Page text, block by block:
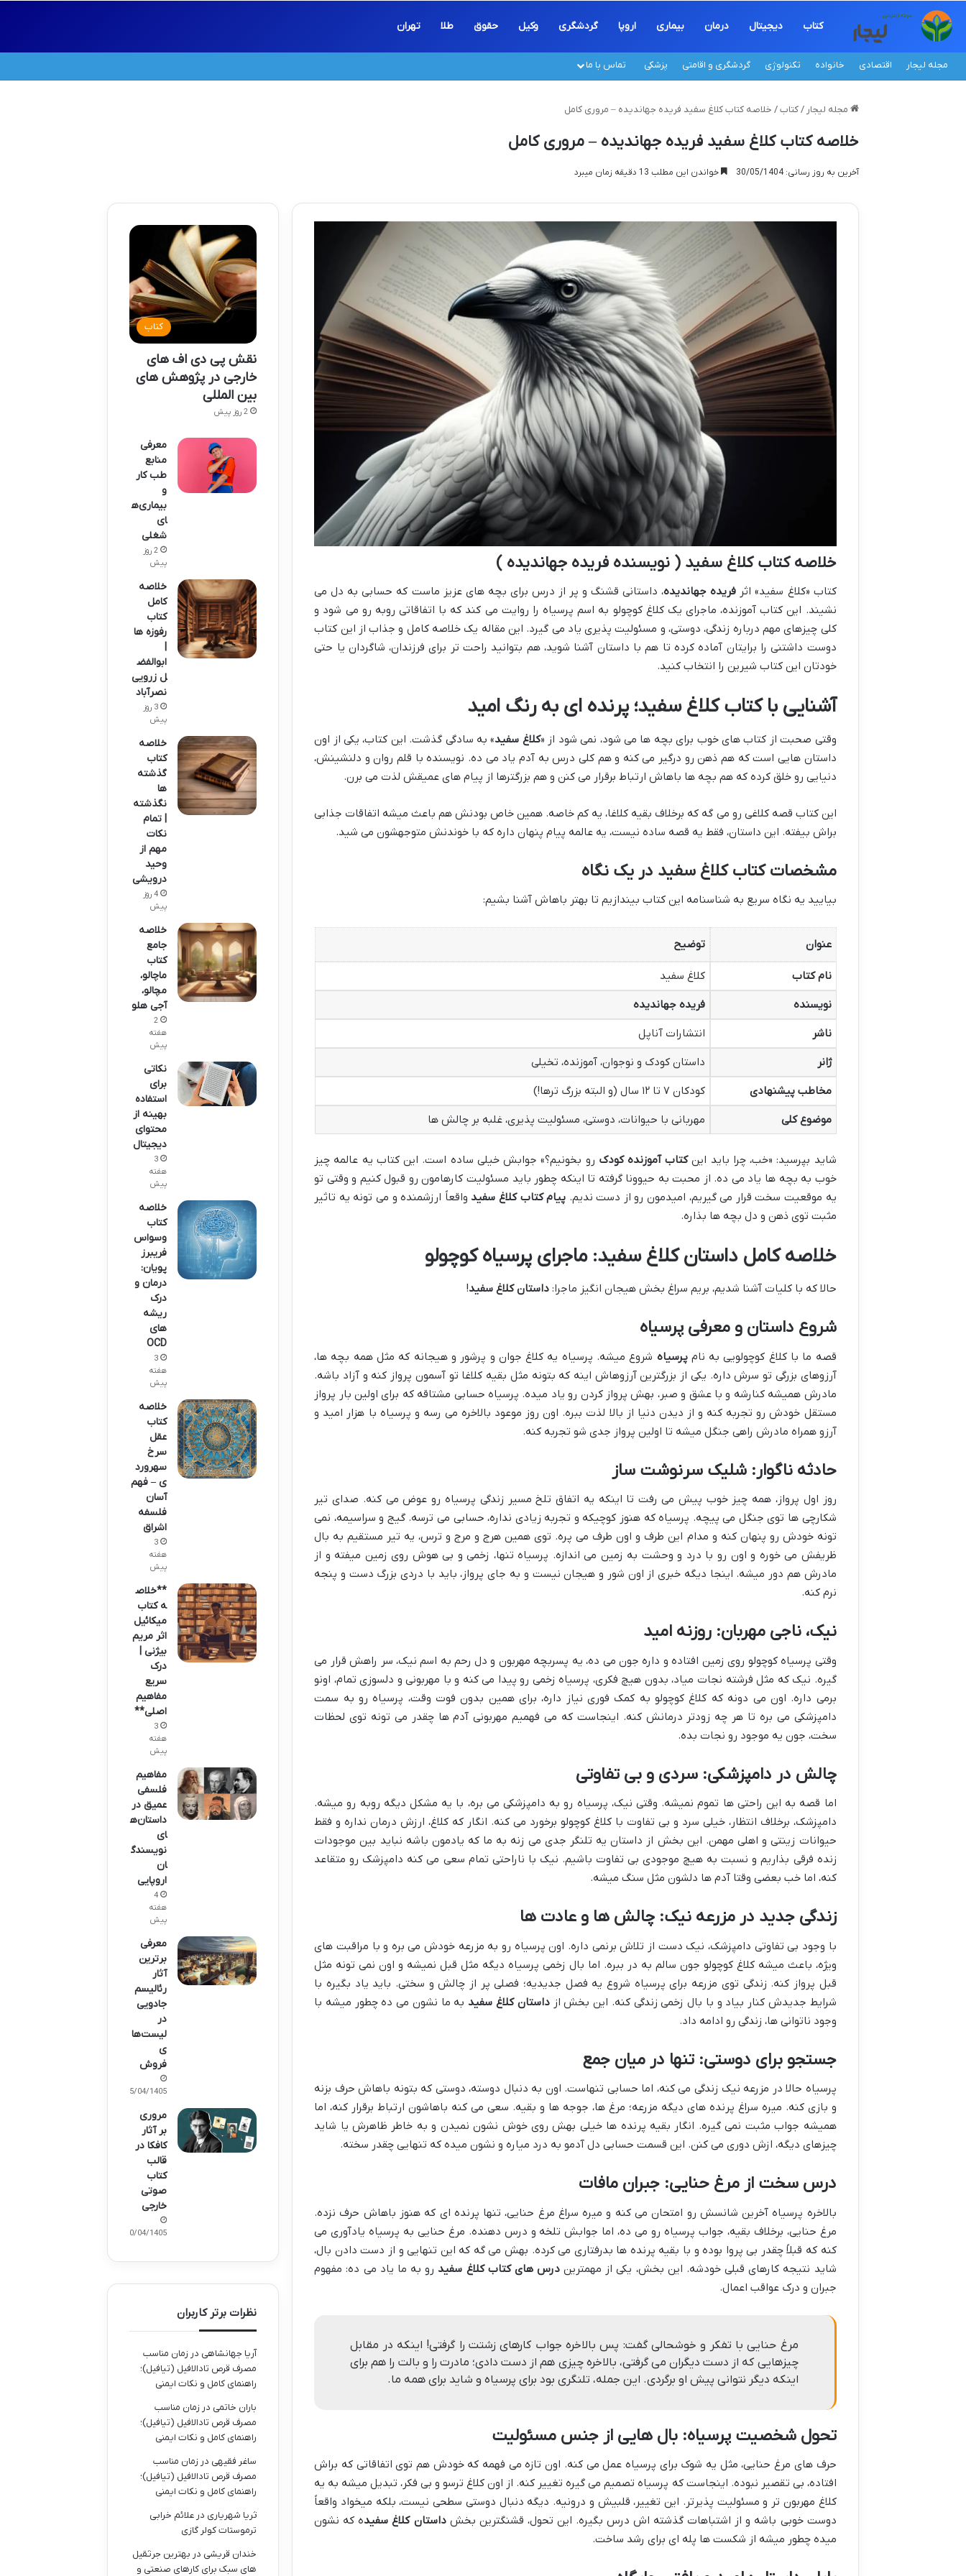
کتاب دیجیتال درمان بیماری اروپا گردشگری وکیل حقوق طلا تهران
مجله لیجار اقتصادی خانواده تکنولوژی گردشگری و اقامتی پزشکی تماس با ما
مجله لیجار / کتاب / خلاصه کتاب کلاغ سفید فریده جهاندیده – مروری کامل
خلاصه کتاب کلاغ سفید فریده جهاندیده – مروری کامل
آخرین به روز رسانی: 30/05/1404 خواندن این مطلب 13 دقیقه زمان میبرد
خلاصه کتاب کلاغ سفید ( نویسنده فریده جهاندیده )
کتاب «کلاغ سفید» اثر فریده جهاندیده، داستانی قشنگ و پر از درس برای بچه های عزیز ماست که حسابی به دل می
نشیند. این کتاب آموزنده، ماجرای یک کلاغ کوچولو به اسم پرسیاه را روایت می کند که با اتفاقاتی روبه رو می شود و
کلی چیزهای مهم درباره زندگی، دوستی، و مسئولیت پذیری یاد می گیرد. این مقاله یک خلاصه کامل و جذاب از این کتاب
دوست داشتنی را برایتان آماده کرده تا هم با داستان آشنا شوید، هم بتوانید راحت تر برای فرزندان، شاگردان یا حتی
خودتان این کتاب شیرین را انتخاب کنید.
آشنایی با کتاب کلاغ سفید؛ پرنده ای به رنگ امید
وقتی صحبت از کتاب های خوب برای بچه ها می شود، نمی شود از «کلاغ سفید» به سادگی گذشت. این کتاب، یکی از اون
داستان هایی است که هم ذهن رو درگیر می کنه و هم کلی درس به آدم یاد می ده. نویسنده با قلم روان و دلنشینش،
دنیایی رو خلق کرده که هم بچه ها باهاش ارتباط برقرار می کنن و هم بزرگترها از پیام های عمیقش لذت می برن.
این کتاب قصه کلاغی رو می گه که برخلاف بقیه کلاغا، یه کم خاصه. همین خاص بودنش هم باعث میشه اتفاقات جذابی
براش بیفته. این داستان، فقط یه قصه ساده نیست، یه عالمه پیام پنهان داره که با خوندنش متوجهشون می شید.
مشخصات کتاب کلاغ سفید در یک نگاه
بیایید یه نگاه سریع به شناسنامه این کتاب بیندازیم تا بهتر باهاش آشنا بشیم:
عنوان توضیح
نام کتاب
کلاغ سفید
نویسنده
فریده جهاندیده
ناشر
انتشارات آناپل
ژانر
داستان کودک و نوجوان، آموزنده، تخیلی
مخاطب پیشنهادی
کودکان ۷ تا ۱۲ سال (و البته بزرگ ترها!)
موضوع کلی
مهربانی با حیوانات، دوستی، مسئولیت پذیری، غلبه بر چالش ها
شاید بپرسید: «خب، چرا باید اینکتاب آموزنده کودک رو بخونیم؟» جوابش خیلی ساده است. این کتاب یه عالمه چیز
خوب به بچه ها یاد می ده. از محبت به حیوونا گرفته تا اینکه چطور باید مسئولیت کارهامون رو قبول کنیم و وقتی تو
یه موقعیت سخت قرار می گیریم، امیدمون رو از دست ندیم. پیام کتاب کلاغ سفیدواقعاً ارزشمنده و می تونه یه تاثیر
مثبت توی ذهن و دل بچه ها بذاره.
خلاصه کامل داستان کلاغ سفید: ماجرای پرسیاه کوچولو
حالا که با کلیات آشنا شدیم، بریم سراغ بخش هیجان انگیز ماجرا:داستان کلاغ سفید!
شروع داستان و معرفی پرسیاه
قصه ما با کلاغ کوچولویی به نامپرسیاه شروع میشه. پرسیاه یه کلاغ جوان و پرشور و هیجانه که مثل همه بچه ها،
آرزوهای بزرگی تو سرش داره. یکی از بزرگترین آرزوهاش اینه که بتونه مثل بقیه کلاغا تو آسمون پرواز کنه و آزاد باشه.
مادرش همیشه کنارشه و با عشق و صبر، بهش پرواز کردن رو یاد میده. پرسیاه حسابی مشتاقه که برای اولین بار پرواز
مستقل خودش رو تجربه کنه و از دیدن دنیا از بالا لذت ببره. اون روز موعود بالاخره می رسه و پرسیاه با هزار امید و
آرزو همراه مادرش راهی جنگل میشه تا اولین پرواز جدی شو تجربه کنه.
حادثه ناگوار: شلیک سرنوشت ساز
روز اول پرواز، همه چیز خوب پیش می رفت تا اینکه یه اتفاق تلخ مسیر زندگی پرسیاه رو عوض می کنه. صدای تیر
شکارچی ها توی جنگل می پیچه. پرسیاه که هنوز کوچیکه و تجربه زیادی نداره، حسابی می ترسه. گیج و سراسیمه، نمی
تونه خودش رو پنهان کنه و مدام این طرف و اون طرف می پره. توی همین هرج و مرج و ترس، یه تیر مستقیم به بال
ظریفش می خوره و اون رو با درد و وحشت به زمین می اندازه. پرسیاه تنها، زخمی و بی هوش روی زمین میفته و از
مادرش هم دور میشه. اینجا دیگه خبری از اون شور و هیجان نیست و به جای پرواز، باید با دردی بزرگ دست و پنجه
نرم کنه.
نیک، ناجی مهربان: روزنه امید
وقتی پرسیاه کوچولو روی زمین افتاده و داره جون می ده، یه پسربچه مهربون و دل رحم به اسم نیک، سر راهش قرار می
گیره. نیک که مثل فرشته نجات میاد، بدون هیچ فکری، پرسیاه زخمی رو پیدا می کنه و با مهربونی و دلسوزی تمام، اونو
برمی داره. اون می دونه که کلاغ کوچولو به کمک فوری نیاز داره، برای همین بدون فوت وقت، پرسیاه رو به سمت
دامپزشکی می بره تا هر چه زودتر درمانش کنه. اینجاست که می فهمیم مهربونی آدم ها چقدر می تونه توی لحظات
سخت، جون یه موجود رو نجات بده.
چالش در دامپزشکی: سردی و بی تفاوتی
اما قصه به این راحتی ها تموم نمیشه. وقتی نیک، پرسیاه رو به دامپزشکی می بره، با یه مشکل دیگه روبه رو میشه.
دامپزشک، برخلاف انتظار، خیلی سرد و بی تفاوت با کلاغ کوچولو برخورد می کنه. انگار که کلاغ، ارزش درمان نداره و فقط
حیوانات زینتی و اهلی مهمن. این بخش از داستان یه تلنگر جدی می زنه به ما که یادمون باشه نباید بین موجودات
زنده فرقی بذاریم و نسبت به هیچ موجودی بی تفاوت باشیم. نیک با ناراحتی تمام سعی می کنه دامپزشک رو متقاعد
کنه، اما خب بعضی وقتا آدم ها دلشون مثل سنگ میشه.
زندگی جدید در مزرعه نیک: چالش ها و عادت ها
با وجود بی تفاوتی دامپزشک، نیک دست از تلاش برنمی داره. اون پرسیاه رو به مزرعه خودش می بره و با مراقبت های
ویژه، باعث میشه کلاغ کوچولو جون سالم به در ببره. اما بال زخمی پرسیاه دیگه مثل قبل نمیشه و اون نمی تونه مثل
قبل پرواز کنه. زندگی توی مزرعه برای پرسیاه شروع یه فصل جدیدیه؛ فصلی پر از چالش و سختی. باید یاد بگیره با
شرایط جدیدش کنار بیاد و با بال زخمی زندگی کنه. این بخش ازداستان کلاغ سفیدبه ما نشون می ده چطور میشه با
وجود ناتوانی ها، زندگی رو ادامه داد.
جستجو برای دوستی: تنها در میان جمع
پرسیاه حالا در مزرعه نیک زندگی می کنه، اما حسابی تنهاست. اون به دنبال دوسته، دوستی که بتونه باهاش حرف بزنه
و بازی کنه. میره سراغ پرنده های دیگه مزرعه؛ مرغ ها، جوجه ها و بقیه. سعی می کنه باهاشون ارتباط برقرار کنه، اما
همیشه جواب مثبت نمی گیره. انگار بقیه پرنده ها خیلی بهش روی خوش نشون نمیدن و به خاطر ظاهرش یا شاید
چیزهای دیگه، ازش دوری می کنن. این قسمت حسابی دل آدمو به درد میاره و نشون میده که تنهایی چقدر سخته.
درس سخت از مرغ حنایی: جبران مافات
بالاخره پرسیاه آخرین شانسش رو امتحان می کنه و میره سراغ مرغ حنایی، تنها پرنده ای که هنوز باهاش حرف نزده.
مرغ حنایی، برخلاف بقیه، جواب پرسیاه رو می ده، اما جوابش تلخه و درس دهنده. مرغ حنایی به پرسیاه یادآوری می
کنه که قبلاً چقدر بی پروا بوده و با بقیه پرنده ها بدرفتاری می کرده. بهش می گه که این تنهایی و از دست دادن بال،
شاید نتیجه کارهای قبلی خودشه. این بخش، یکی از مهمترین درس های کتاب کلاغ سفیدرو به ما یاد می ده: مفهوم
جبران و درک عواقب اعمال.
مرغ حنایی با تفکر و خوشحالی گفت: پس بالاخره جواب کارهای زشتت را گرفتی! اینکه در مقابل
چیزهایی که از دست دیگران می گرفتی، بالاخره چیزی هم از دست دادی؛ مادرت را و بالت را هم برای
اینکه دیگر نتوانی پیش او برگردی. این جمله، تلنگری بود برای پرسیاه و شاید برای همه ما.
تحول شخصیت پرسیاه: بال هایی از جنس مسئولیت
حرف های مرغ حنایی، مثل یه شوک برای پرسیاه عمل می کنه. اون تازه می فهمه که خودش هم توی اتفاقاتی که براش
افتاده، بی تقصیر نبوده. اینجاست که پرسیاه تصمیم می گیره تغییر کنه. از اون کلاغ ترسو و بی فکر، تبدیل میشه به یه
کلاغ مهربون تر و مسئولیت پذیرتر. این تغییر، قلبیش و درونیه. دیگه دنبال دوستی سطحی نیست، بلکه میخواد واقعاً
دوست خوبی باشه و از اشتباهات گذشته اش درس بگیره. این تحول، قشنگترین بخشداستان کلاغ سفیده که نشون
میده چطور میشه از شکست ها پله ای برای رشد ساخت.
کتاب
نقش پی دی اف های
خارجی در پژوهش های
بین المللی
2 روز پیش
معرفی
منابع
طب کار
و
بیماری‌ه
ای
شغلی
2 روز
پیش
خلاصه
کامل
کتاب
رفوزه ها
ابوالفض
ل زرویی
نصرآباد
3 روز
پیش
خلاصه
کتاب
گذشته
ها
نگذشته
| تمام
نکات
مهم از
وحید
درویشی
4 روز
پیش
خلاصه
جامع
کتاب
ماچالو،
مچالو،
آجی هلو
2
هفته
پیش
نکاتی
برای
استفاده
بهینه از
محتوای
دیجیتال
3
هفته
پیش
خلاصه
کتاب
وسواس
فریبرز
پویان:
درمان و
درک
ریشه
های
OCD
3
هفته
پیش
خلاصه
کتاب
عقل
سرخ
سهرورد
ی – فهم
آسان
فلسفه
اشراق
3
هفته
پیش
**خلاص
ه کتاب
میکائیل
اثر مریم
بیژنی |
درک
سریع
مفاهیم
اصلی**
3
هفته
پیش
مفاهیم
فلسفی
عمیق در
داستان‌ه
ای
نویسندگ
ان
اروپایی
4
هفته
پیش
معرفی
برترین
آثار
رئالیسم
جادویی
در
لیست‌ها
ی
فروش
15/04/1405
مروری
بر آثار
کافکا در
قالب
کتاب
صوتی
خارجی
10/04/1405
نظرات برتر کاربران
آریا جهانشاهی در زمان مناسب
مصرف قرص تادالافیل (تیافیل)؛
راهنمای کامل و نکات ایمنی
باران خاتمی در زمان مناسب
مصرف قرص تادالافیل (تیافیل)؛
راهنمای کامل و نکات ایمنی
ساغر فقیهی در زمان مناسب
مصرف قرص تادالافیل (تیافیل)؛
راهنمای کامل و نکات ایمنی
ثریا شهریاری در علائم خرابی
ترموستات کولر گازی
خندان قریشی در بهترین جرثقیل
های سبک برای کارهای صنعتی و